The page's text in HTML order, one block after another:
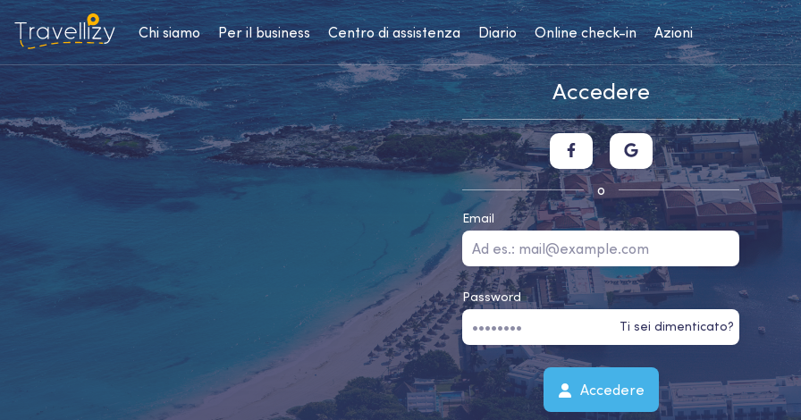
Chi siamo Per il business Centro di assistenza Diario Online check-in Azioni
Accedere
o
Email
Password
Ti sei dimenticato?
Accedere